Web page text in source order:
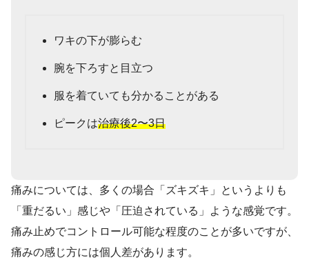
ワキの下が膨らむ
腕を下ろすと目立つ
服を着ていても分かることがある
ピークは治療後2〜3日
痛みについては、多くの場合「ズキズキ」というよりも
「重だるい」感じや「圧迫されている」ような感覚です。
痛み止めでコントロール可能な程度のことが多いですが、
痛みの感じ方には個人差があります。